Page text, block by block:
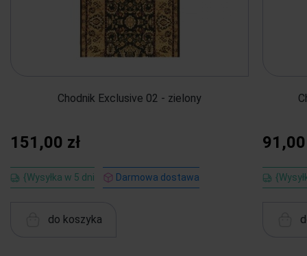
Chodnik Exclusive 02 - zielony
151,00 zł
{Wysyłka w 5 dni Darmowa dostawa
do koszyka
91,00